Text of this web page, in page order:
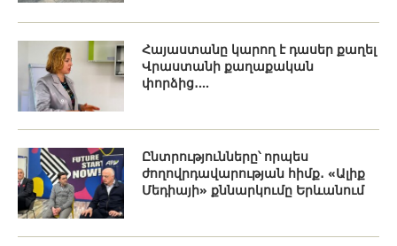
Հայաստանը կարող է դասեր քաղել
Վրաստանի քաղաքական
փորձից․...
Ընտրությունները՝ որպես
ժողովրդավարության հիմք․ «Ալիք
Մեդիայի» քննարկումը Երևանում